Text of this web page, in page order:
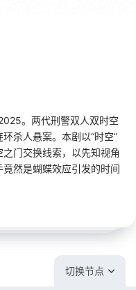
。两代刑警双人双时空
杀人悬案。本剧以“时空”
门交换线索，以先知视角
然是蝴蝶效应引发的时间
切换节点